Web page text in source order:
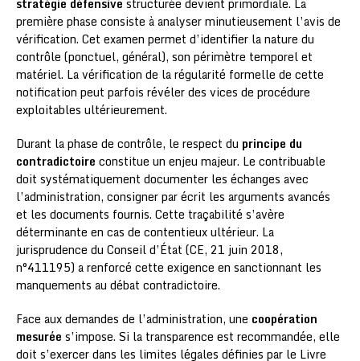
stratégie défensive structurée devient primordiale. La
première phase consiste à analyser minutieusement l’avis de
vérification. Cet examen permet d’identifier la nature du
contrôle (ponctuel, général), son périmètre temporel et
matériel. La vérification de la régularité formelle de cette
notification peut parfois révéler des vices de procédure
exploitables ultérieurement.
Durant la phase de contrôle, le respect du principe du
contradictoire constitue un enjeu majeur. Le contribuable
doit systématiquement documenter les échanges avec
l’administration, consigner par écrit les arguments avancés
et les documents fournis. Cette traçabilité s’avère
déterminante en cas de contentieux ultérieur. La
jurisprudence du Conseil d’État (CE, 21 juin 2018,
n°411195) a renforcé cette exigence en sanctionnant les
manquements au débat contradictoire.
Face aux demandes de l’administration, une coopération
mesurée s’impose. Si la transparence est recommandée, elle
doit s’exercer dans les limites légales définies par le Livre